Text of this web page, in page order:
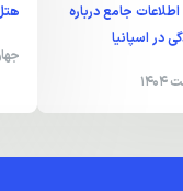
جامع درباره
در اسپانیا